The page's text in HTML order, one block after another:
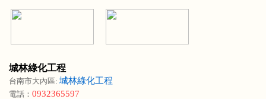
城林綠化工程
台南市大內區: 城林綠化工程
電話： 0932365597